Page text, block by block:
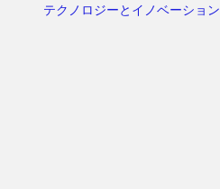
テクノロジーとイノベーション